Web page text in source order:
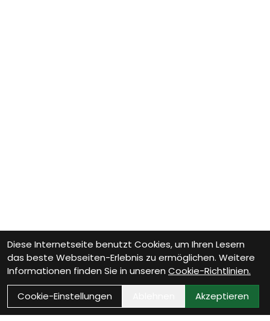
Diese Internetseite benutzt Cookies, um Ihren Lesern
das beste Webseiten-Erlebnis zu ermöglichen. Weitere
Informationen finden Sie in unseren Cookie-Richtlinien.
Cookie-Einstellungen
Akzeptieren